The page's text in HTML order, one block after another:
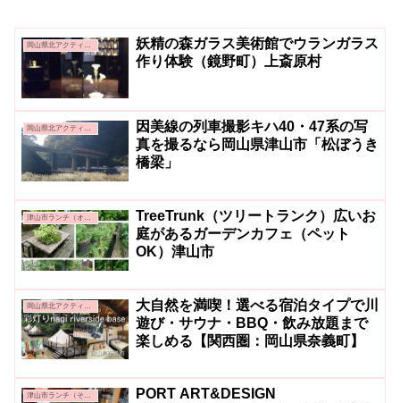
妖精の森ガラス美術館でウランガラス
作り体験（鏡野町）上斎原村
岡山県北アクティビティ＆グルメ
因美線の列車撮影キハ40・47系の写
真を撮るなら岡山県津山市「松ぼうき
橋梁」
TreeTrunk（ツリートランク）広いお
庭があるガーデンカフェ（ペット
OK）津山市
岡山県北アクティビティ＆グルメ
大自然を満喫！選べる宿泊タイプで川
遊び・サウナ・BBQ・飲み放題まで
楽しめる【関西圏：岡山県奈義町】
津山市ランチ（その他）
PORT ART&DESIGN